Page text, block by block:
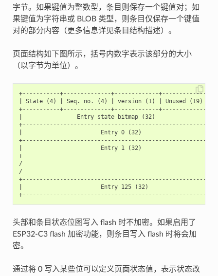
字节。如果键值为整数型，条目则保存一个键值对；如
果键值为字符串或 BLOB 类型，则条目仅保存一个键值
对的部分内容（更多信息详见条目结构描述）。
页面结构如下图所示，括号内数字表示该部分的大小
（以字节为单位）。
+-----------+--------------+-------------
| State (4) | Seq. no. (4) | version (1) | Unused (19) |
+-----------+--------------+-------------
|                Entry state bitmap (32)
|                       Entry 0 (32)
|                       Entry 1 (32)
/
/
|                       Entry 125 (32)
头部和条目状态位图写入 flash 时不加密。如果启用了
ESP32-C3 flash 加密功能，则条目写入 flash 时将会加
密。
通过将 0 写入某些位可以定义页面状态值，表示状态改